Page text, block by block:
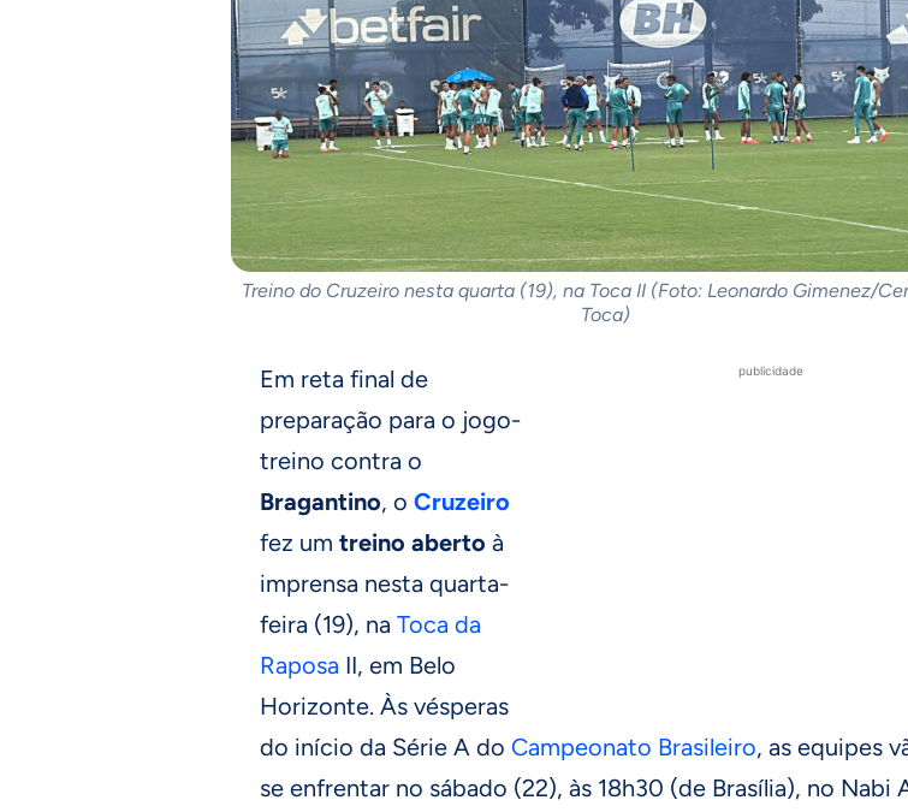
Treino do Cruzeiro nesta quarta (19), na Toca II (Foto: Leonardo Gimenez/
Toca)
publicidade
Em reta final de
preparação para o jogo-
treino contra o
Bragantino, o Cruzeiro
fez um treino aberto à
imprensa nesta quarta-
feira (19), na Toca da
Raposa II, em Belo
Horizonte. Às vésperas
do início da Série A do Campeonato Brasileiro, as equipes
se enfrentar no sábado (22), às 18h30 (de Brasília), no Nabi